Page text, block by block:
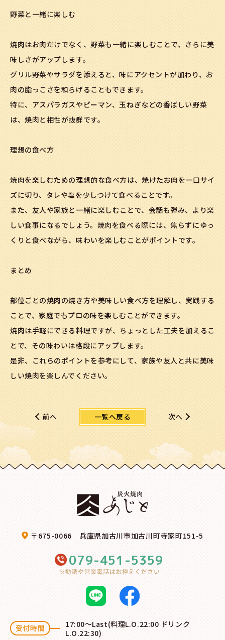
野菜と一緒に楽しむ
焼肉はお肉だけでなく、野菜も一緒に楽しむことで、さらに美
味しさがアップします。
グリル野菜やサラダを添えると、味にアクセントが加わり、お
肉の脂っこさを和らげることもできます。
特に、アスパラガスやピーマン、玉ねぎなどの香ばしい野菜
は、焼肉と相性が抜群です。
理想の食べ方
焼肉を楽しむための理想的な食べ方は、焼けたお肉を一口サイ
ズに切り、タレや塩を少しつけて食べることです。
また、友人や家族と一緒に楽しむことで、会話も弾み、より楽
しい食事になるでしょう。焼肉を食べる際には、焦らずにゆっ
くりと食べながら、味わいを楽しむことがポイントです。
まとめ
部位ごとの焼肉の焼き方や美味しい食べ方を理解し、実践する
ことで、家庭でもプロの味を楽しむことができます。
焼肉は手軽にできる料理ですが、ちょっとした工夫を加えるこ
とで、その味わいは格段にアップします。
是非、これらのポイントを参考にして、家族や友人と共に美味
しい焼肉を楽しんでください。
前へ 次へ
一覧へ戻る
〒675-0066 兵庫県加古川市加古川町寺家町151-5
079-451-5359
受付時間
17:00～Last(料理L.O.22:00 ドリンク
L.O.22:30)